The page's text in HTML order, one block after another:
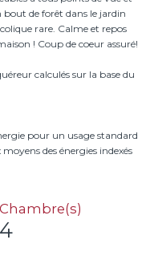
de forêt dans le jardin
rare. Calme et repos
! Coup de coeur assuré!
calculés sur la base du
pour un usage standard
des énergies indexés
Chambre(s)
4